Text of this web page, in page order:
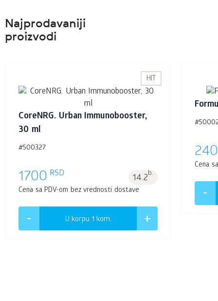
Najprodavaniji
proizvodi
HIT
CoreNRG. Urban Immunobooster,
30 ml
#500327
1700 RSD 14.2b.
Cena sa PDV-om bez vrednosti dostave
U korpu 1 kom.
Cena